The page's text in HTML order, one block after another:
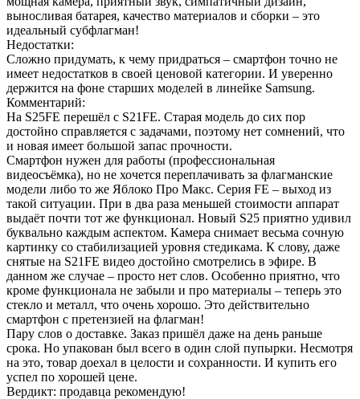
выносливая батарея, качество материалов и сборки – это
идеальный субфлагман!
Недостатки:
Сложно придумать, к чему придраться – смартфон точно не
имеет недостатков в своей ценовой категории. И уверенно
держится на фоне старших моделей в линейке Samsung.
Комментарий:
На S25FE перешёл с S21FE. Старая модель до сих пор
достойно справляется с задачами, поэтому нет сомнений, что
и новая имеет большой запас прочности.
Смартфон нужен для работы (профессиональная
видеосъёмка), но не хочется переплачивать за флагманские
модели либо то же Яблоко Про Макс. Серия FE – выход из
такой ситуации. При в два раза меньшей стоимости аппарат
выдаёт почти тот же функционал. Новый S25 приятно удивил
буквально каждым аспектом. Камера снимает весьма сочную
картинку со стабилизацией уровня стедикама. К слову, даже
снятые на S21FE видео достойно смотрелись в эфире. В
данном же случае – просто нет слов. Особенно приятно, что
кроме функционала не забыли и про материалы – теперь это
стекло и металл, что очень хорошо. Это действительно
смартфон с претензией на флагман!
Пару слов о доставке. Заказ пришёл даже на день раньше
срока. Но упакован был всего в один слой пупырки. Несмотря
на это, товар доехал в целости и сохранности. И купить его
успел по хорошей цене.
Вердикт: продавца рекомендую!